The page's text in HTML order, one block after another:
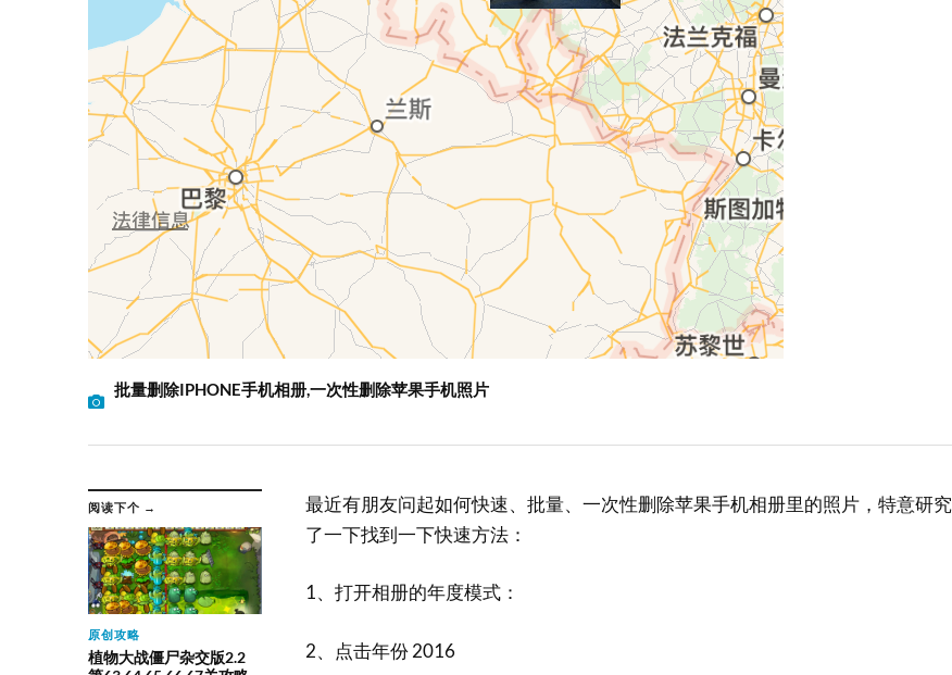
批量删除IPHONE手机相册,一次性删除苹果手机照片
阅读下个 →
原创攻略
植物大战僵尸杂交版2.2
最近有朋友问起如何快速、批量、一次性删除苹果手机相册里的照片，特意研究
了一下找到一下快速方法：
1、打开相册的年度模式：
2、点击年份 2016